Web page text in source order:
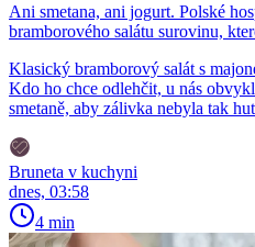
Ani smetana, ani jogurt. Polské
bramborového salátu surovinu,
Klasický bramborový salát s
Kdo ho chce odlehčit, u nás
smetaně, aby zálivka nebyla tak
Bruneta v kuchyni
dnes, 03:58
4 min